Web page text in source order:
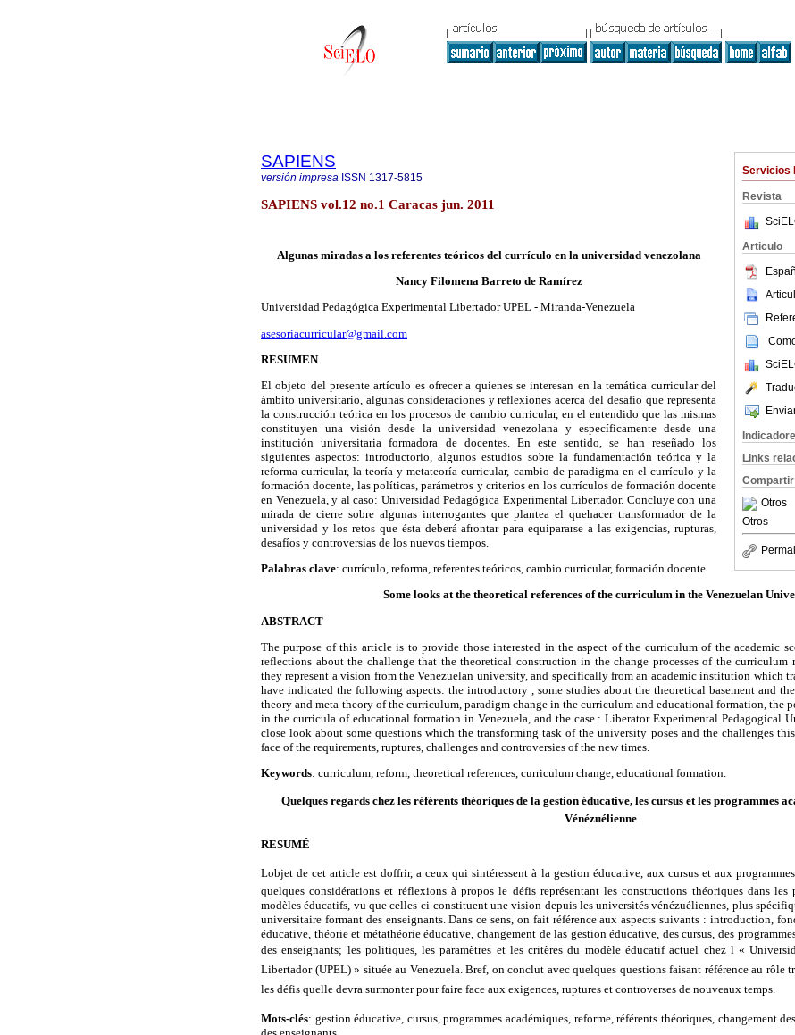
Servicios
Revista
Articulo
Links
Compartir
Otros
Otros
SAPIENS
versión impresa ISSN 1317-5815
SAPIENS vol.12 no.1 Caracas jun. 2011
Algunas miradas a los referentes teóricos del currículo en la universidad venezolana
Nancy Filomena Barreto de Ramírez
Universidad Pedagógica Experimental Libertador UPEL - Miranda-Venezuela
asesoriacurricular@gmail.com
RESUMEN
El objeto del presente artículo es ofrecer a quienes se interesan en la temática curricular del
ámbito universitario, algunas consideraciones y reflexiones acerca del desafío que representa
la construcción teórica en los procesos de cambio curricular, en el entendido que las mismas
constituyen una visión desde la universidad venezolana y específicamente desde una
institución universitaria formadora de docentes. En este sentido, se han reseñado los
siguientes aspectos: introductorio, algunos estudios sobre la fundamentación teórica y la
reforma curricular, la teoría y metateoría curricular, cambio de paradigma en el currículo y la
formación docente, las políticas, parámetros y criterios en los currículos de formación docente
en Venezuela, y al caso: Universidad Pedagógica Experimental Libertador. Concluye con una
mirada de cierre sobre algunas interrogantes que plantea el quehacer transformador de la
universidad y los retos que ésta deberá afrontar para equipararse a las exigencias, rupturas,
desafíos y controversias de los nuevos tiempos.
Palabras clave: currículo, reforma, referentes teóricos, cambio curricular, formación docente
Some looks at the theoretical references of the curriculum in the Venezuelan
ABSTRACT
The purpose of this article is to provide those interested in the aspect of the curriculum of the academic
reflections about the challenge that the theoretical construction in the change processes of the curriculum
they represent a vision from the Venezuelan university, and specifically from an academic institution which
have indicated the following aspects: the introductory , some studies about the theoretical basement and
theory and meta-theory of the curriculum, paradigm change in the curriculum and educational formation, the
in the curricula of educational formation in Venezuela, and the case : Liberator Experimental Pedagogical
close look about some questions which the transforming task of the university poses and the challenges
face of the requirements, ruptures, challenges and controversies of the new times.
Keywords: curriculum, reform, theoretical references, curriculum change, educational formation.
Quelques regards chez les référents théoriques de la gestion éducative, les cursus et les programmes
Vénézuélienne
RESUMÉ
Lobjet de cet article est doffrir, a ceux qui sintéressent à la gestion éducative, aux cursus et aux
quelques considérations et réflexions à propos le défis représentant les constructions théoriques dans les
modèles éducatifs, vu que celles-ci constituent une vision depuis les universités vénézuéliennes, plus
universitaire formant des enseignants. Dans ce sens, on fait référence aux aspects suivants : introduction,
éducative, théorie et métathéorie éducative, changement de las gestion éducative, des cursus, des
des enseignants; les politiques, les paramètres et les critères du modèle éducatif actuel chez l «
Libertador (UPEL) » située au Venezuela. Bref, on conclut avec quelques questions faisant référence au rôle
les défis quelle devra surmonter pour faire face aux exigences, ruptures et controverses de nouveaux temps.
Mots-clés: gestion éducative, cursus, programmes académiques, reforme, référents théoriques, changement